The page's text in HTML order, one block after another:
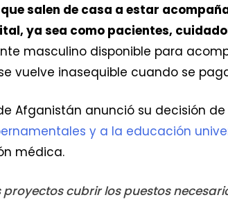
salen de casa a estar
ya sea como pacientes,
masculino disponible para
vuelve inasequible cuando se
Afganistán anunció su decisión de
y a la educación
médica.
cubrir los puestos